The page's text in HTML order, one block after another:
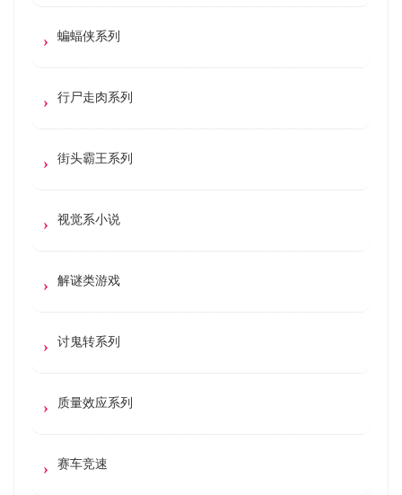
蝙蝠侠系列
行尸走肉系列
街头霸王系列
视觉系小说
解谜类游戏
讨鬼转系列
质量效应系列
赛车竞速